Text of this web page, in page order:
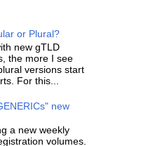
or Plural?
new gTLD
the more I see
versions start
For this...
new
a new weekly
volumes.